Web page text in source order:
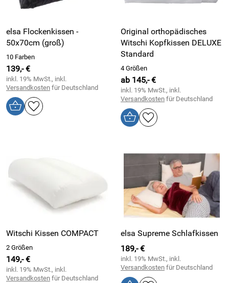
elsa Flockenkissen -
50x70cm (groß)
10 Farben
139,- €
inkl. 19% MwSt., inkl.
Versandkosten für Deutschland
Original orthopädisches
Witschi Kopfkissen DELUXE
Standard
4 Größen
ab 145,- €
inkl. 19% MwSt., inkl.
Versandkosten für Deutschland
Witschi Kissen COMPACT
2 Größen
149,- €
inkl. 19% MwSt., inkl.
Versandkosten für Deutschland
elsa Supreme Schlafkissen
189,- €
inkl. 19% MwSt., inkl.
Versandkosten für Deutschland